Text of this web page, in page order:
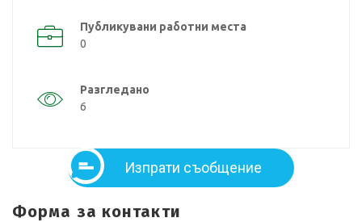
Публикувани работни места
0
Разгледано
6
Изпрати съобщение
Форма за контакти